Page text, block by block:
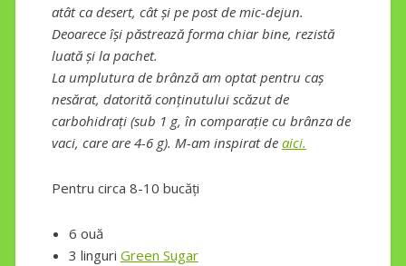
atât ca desert, cât și pe post de mic-dejun.
Deoarece își păstrează forma chiar bine, rezistă
luată și la pachet.
La umplutura de brânză am optat pentru caș
nesărat, datorită conținutului scăzut de
carbohidrați (sub 1 g, în comparație cu brânza de
vaci, care are 4-6 g). M-am inspirat de aici.
Pentru circa 8-10 bucăți
6 ouă
3 linguri Green Sugar